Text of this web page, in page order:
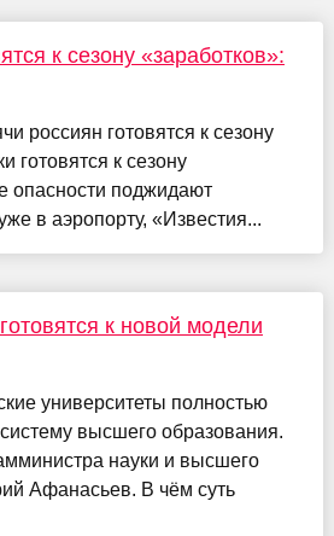
к сезону «заработков»:
россиян готовятся к сезону
готовятся к сезону
опасности поджидают
в аэропорту, «Известия...
к новой модели
университеты полностью
высшего образования.
науки и высшего
Афанасьев. В чём суть